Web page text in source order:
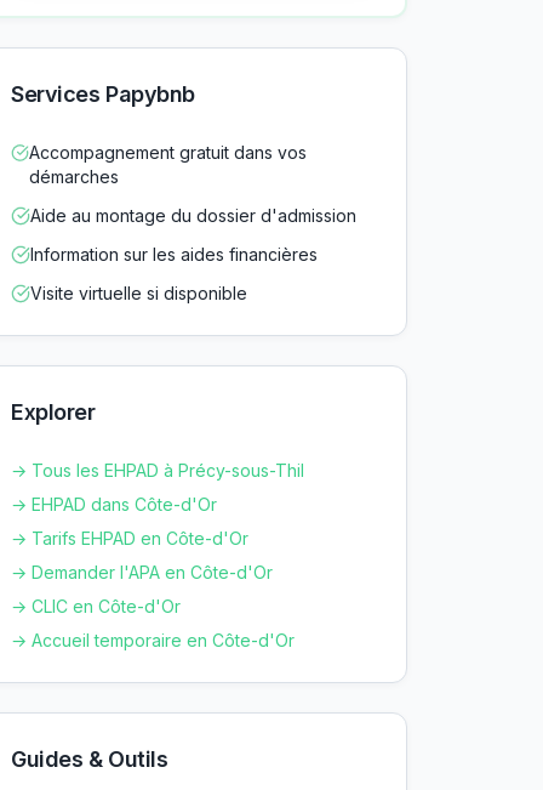
Services Papybnb
Accompagnement gratuit dans vos
démarches
Aide au montage du dossier d'admission
Information sur les aides financières
Visite virtuelle si disponible
Explorer
→ Tous les EHPAD à Précy-sous-Thil
→ EHPAD dans Côte-d'Or
→ Tarifs EHPAD en Côte-d'Or
→ Demander l'APA en Côte-d'Or
→ CLIC en Côte-d'Or
→ Accueil temporaire en Côte-d'Or
Guides & Outils